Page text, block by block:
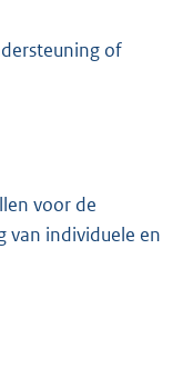
of
voor de
van individuele en